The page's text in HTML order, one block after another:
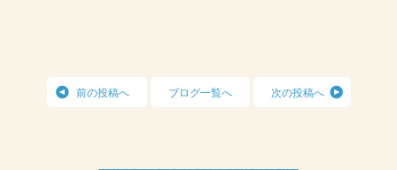
前の投稿へ ブログ一覧へ 次の投稿へ